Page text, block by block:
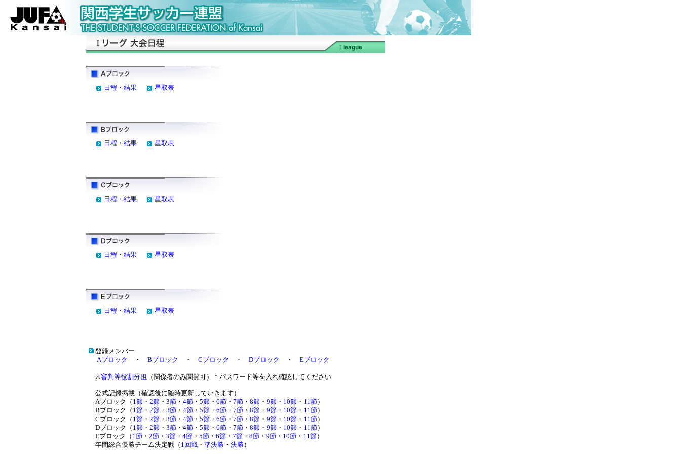
日程・結果 星取表
日程・結果 星取表
日程・結果 星取表
日程・結果 星取表
日程・結果 星取表
登録メンバー
Aブロック
・ Bブロック ・ Cブロック ・ Dブロック ・ Eブロック
※審判等役割分担 （関係者のみ閲覧可）＊パスワード等を入れ確認してください
公式記録掲載（確認後に随時更新していきます）
Aブロック（ 1節 ・ 2節 ・ 3節 ・ 4節 ・ 5節 ・ 6節 ・ 7節 ・ 8節 ・ 9節 ・ 10節 ・ 11節 ）
Bブロック（ 1節 ・ 2節 ・ 3節 ・ 4節 ・ 5節 ・ 6節 ・ 7節 ・ 8節 ・ 9節 ・ 10節 ・ 11節 ）
Cブロック（ 1節 ・ 2節 ・ 3節 ・ 4節 ・ 5節 ・ 6節 ・ 7節 ・ 8節 ・ 9節 ・ 10節 ・ 11節 ）
Dブロック（ 1節 ・ 2節 ・ 3節 ・ 4節 ・ 5節 ・ 6節 ・ 7節 ・ 8節 ・ 9節 ・ 10節 ・ 11節 ）
Eブロック（ 1節 ・ 2節 ・ 3節 ・ 4節 ・ 5節 ・ 6節 ・ 7節 ・ 8節 ・ 9節 ・ 10節 ・ 11節 ）
年間総合優勝チーム決定戦（ 1回戦 ・ 準決勝 ・ 決勝）